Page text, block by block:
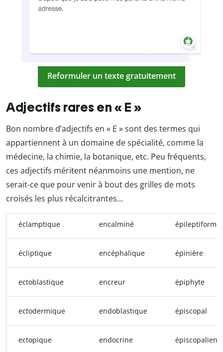
Reformuler un texte gratuitement
Adjectifs rares en « E »
Bon nombre d’adjectifs en « E » sont des termes qui
appartiennent à un domaine de spécialité, comme la
médecine, la chimie, la botanique, etc. Peu fréquents,
ces adjectifs méritent néanmoins une mention, ne
serait-ce que pour venir à bout des grilles de mots
croisés les plus récalcitrantes…
éclamptique encalminé épileptiforme
écliptique encéphalique épinière
ectoblastique encreur épiphyte
ectodermique endoblastique épiscopal
ectopique endocrine épiscopalien